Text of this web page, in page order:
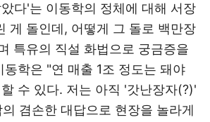
다'는 이동학의 정체에 대해 서장
게 돌인데, 어떻게 그 돌로 백만장
특유의 직설 화법으로 궁금증을
동학은 "연 매출 1조 정도는 돼야
수 있다. 저는 아직 '갓난장자(?)'
겸손한 대답으로 현장을 놀라게